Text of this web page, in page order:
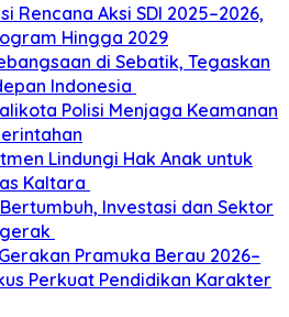
Rencana Aksi SDI 2025–2026,
Hingga 2029
di Sebatik, Tegaskan
Indonesia
Polisi Menjaga Keamanan
Lindungi Hak Anak untuk
Kaltara
Investasi dan Sektor
Pramuka Berau 2026–
Perkuat Pendidikan Karakter